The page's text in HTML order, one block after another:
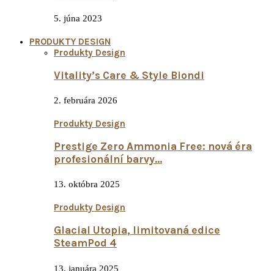
5. júna 2023
PRODUKTY DESIGN
Produkty Design
Vitality’s Care & Style Biondi
2. februára 2026
Produkty Design
Prestige Zero Ammonia Free: nová éra
profesionální barvy…
13. októbra 2025
Produkty Design
Glacial Utopia, limitovaná edice
SteamPod 4
13. januára 2025